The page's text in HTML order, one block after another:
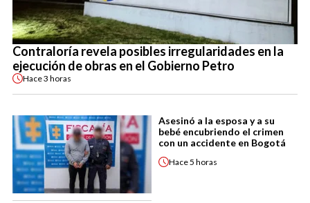
Contraloría revela posibles irregularidades en la
ejecución de obras en el Gobierno Petro
Hace3 horas
Asesinó a la esposa y a su
bebé encubriendo el crimen
con un accidente en Bogotá
Hace5 horas